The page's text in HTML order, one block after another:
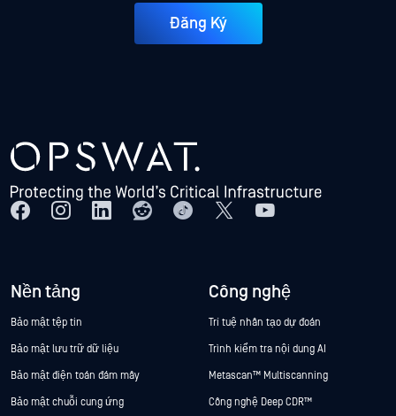
Đăng Ký
Nền tảng
Bảo mật tệp tin
Bảo mật lưu trữ dữ liệu
Bảo mật điện toán đám mây
Bảo mật chuỗi cung ứng
Công nghệ
Trí tuệ nhân tạo dự đoán
Trình kiểm tra nội dung AI
Metascan™ Multiscanning
Công nghệ Deep CDR™